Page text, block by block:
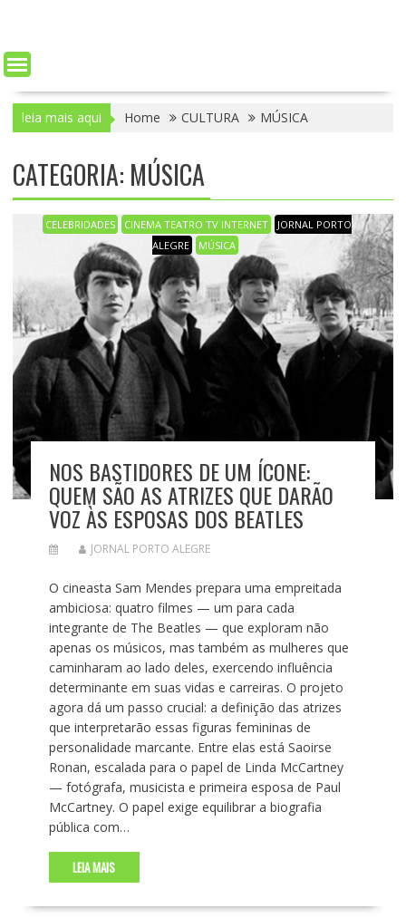
leia mais aqui Home CULTURA MÚSICA
CATEGORIA: MÚSICA
CELEBRIDADES CINEMA TEATRO TV INTERNET
JORNAL PORTO
ALEGRE
MÚSICA
NOS BASTIDORES DE UM ÍCONE:
QUEM SÃO AS ATRIZES QUE DARÃO
VOZ ÀS ESPOSAS DOS BEATLES
JORNAL PORTO ALEGRE
O cineasta Sam Mendes prepara uma empreitada
ambiciosa: quatro filmes — um para cada
integrante de The Beatles — que exploram não
apenas os músicos, mas também as mulheres que
caminharam ao lado deles, exercendo influência
determinante em suas vidas e carreiras. O projeto
agora dá um passo crucial: a definição das atrizes
que interpretarão essas figuras femininas de
personalidade marcante. Entre elas está Saoirse
Ronan, escalada para o papel de Linda McCartney
— fotógrafa, musicista e primeira esposa de Paul
McCartney. O papel exige equilibrar a biografia
pública com…
LEIA MAIS